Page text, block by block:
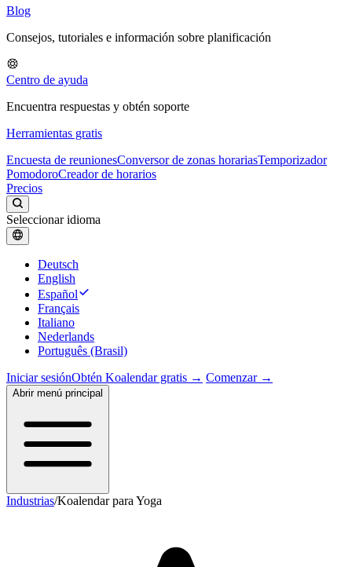
Blog
Consejos, tutoriales e información sobre planificación
Centro de ayuda
Encuentra respuestas y obtén soporte
Herramientas gratis
Encuesta de reunionesConversor de zonas horariasTemporizador
PomodoroCreador de horarios
Precios
Seleccionar idioma
Deutsch
English
Español
Français
Italiano
Nederlands
Português (Brasil)
Iniciar sesiónObtén Koalendar gratis → Comenzar →
Abrir menú principal
Industrias/Koalendar para Yoga